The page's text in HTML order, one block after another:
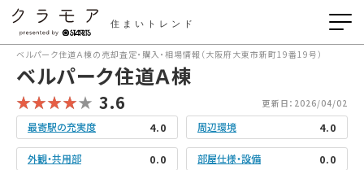
住まいトレンド
ベルパーク住道Ａ棟の売却査定・購入・相場情報（大阪府大東市新町19番19号）
ベルパーク住道Ａ棟
3.6 更新日：2026/04/02
最寄駅の充実度 4.0 周辺環境 4.0
外観・共用部 0.0 部屋仕様・設備 0.0